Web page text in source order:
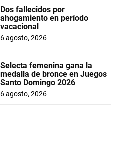
Dos fallecidos por
ahogamiento en período
vacacional
6 agosto, 2026
Selecta femenina gana la
medalla de bronce en Juegos
Santo Domingo 2026
6 agosto, 2026